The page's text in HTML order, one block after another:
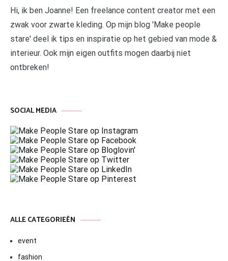
Hi, ik ben Joanne! Een freelance content creator met een
zwak voor zwarte kleding. Op mijn blog 'Make people
stare' deel ik tips en inspiratie op het gebied van mode &
interieur. Ook mijn eigen outfits mogen daarbij niet
ontbreken!
SOCIAL MEDIA
ALLE CATEGORIEËN
event
fashion